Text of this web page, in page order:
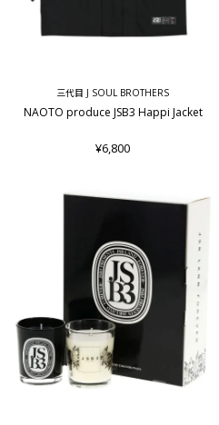
三代目 J SOUL BROTHERS
NAOTO produce JSB3 Happi Jacket
¥6,800